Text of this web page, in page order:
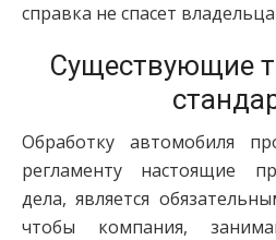
справка не спасет
Существующие
Обработку автомобиля
регламенту настоящие
дела, является
чтобы компания,